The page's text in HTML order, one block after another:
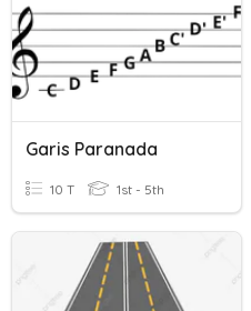
Garis Paranada
10 T 1st - 5th